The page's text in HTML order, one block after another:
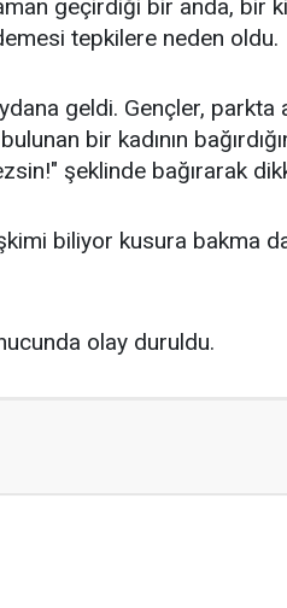
geçirdiği bir anda, bir
tepkilere neden oldu.
geldi. Gençler, parkta
bir kadının
şeklinde bağırarak
biliyor kusura bakma
olay duruldu.